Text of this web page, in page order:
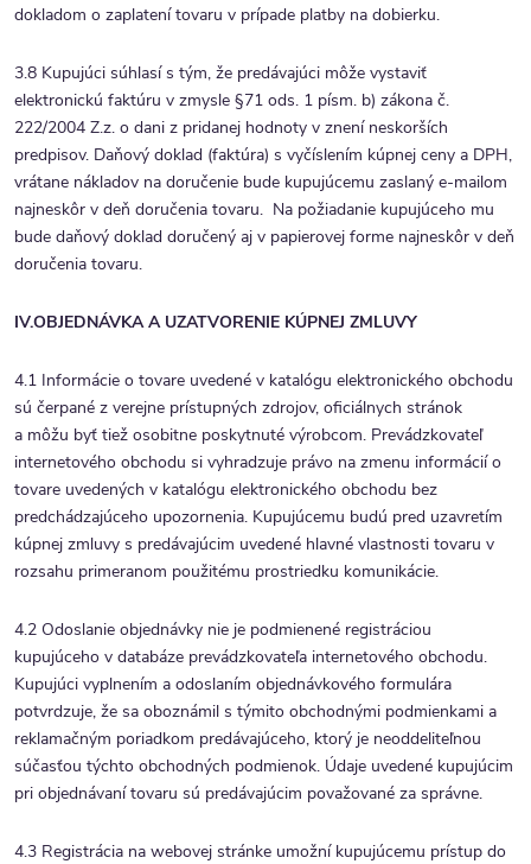
dokladom o zaplatení tovaru v prípade platby na dobierku.
3.8 Kupujúci súhlasí s tým, že predávajúci môže vystaviť
elektronickú faktúru v zmysle §71 ods. 1 písm. b) zákona č.
222/2004 Z.z. o dani z pridanej hodnoty v znení neskorších
predpisov. Daňový doklad (faktúra) s vyčíslením kúpnej ceny a DPH,
vrátane nákladov na doručenie bude kupujúcemu zaslaný e-mailom
najneskôr v deň doručenia tovaru. Na požiadanie kupujúceho mu
bude daňový doklad doručený aj v papierovej forme najneskôr v deň
doručenia tovaru.
IV.OBJEDNÁVKA A UZATVORENIE KÚPNEJ ZMLUVY
4.1 Informácie o tovare uvedené v katalógu elektronického obchodu
sú čerpané z verejne prístupných zdrojov, oficiálnych stránok
a môžu byť tiež osobitne poskytnuté výrobcom. Prevádzkovateľ
internetového obchodu si vyhradzuje právo na zmenu informácií o
tovare uvedených v katalógu elektronického obchodu bez
predchádzajúceho upozornenia. Kupujúcemu budú pred uzavretím
kúpnej zmluvy s predávajúcim uvedené hlavné vlastnosti tovaru v
rozsahu primeranom použitému prostriedku komunikácie.
4.2 Odoslanie objednávky nie je podmienené registráciou
kupujúceho v databáze prevádzkovateľa internetového obchodu.
Kupujúci vyplnením a odoslaním objednávkového formulára
potvrdzuje, že sa oboznámil s týmito obchodnými podmienkami a
reklamačným poriadkom predávajúceho, ktorý je neoddeliteľnou
súčasťou týchto obchodných podmienok. Údaje uvedené kupujúcim
pri objednávaní tovaru sú predávajúcim považované za správne.
4.3 Registrácia na webovej stránke umožní kupujúcemu prístup do